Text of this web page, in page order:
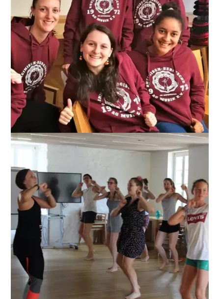
ANZEIGEN
ANZEIGEN